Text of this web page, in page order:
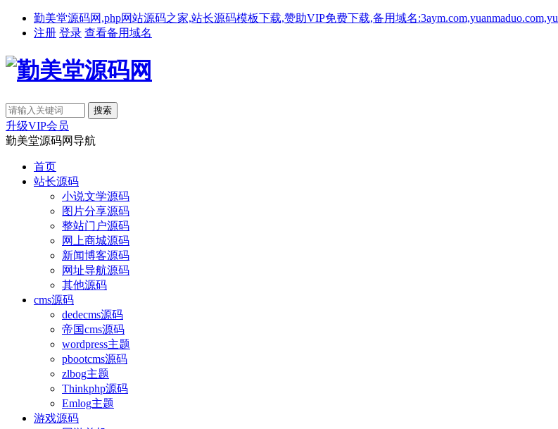
勤美堂源码网,php网站源码之家,站长源码模板下载,赞助VIP免费下载,备用域名
注册 登录 查看备用域名
升级VIP会员
勤美堂源码网导航
首页
站长源码
小说文学源码
图片分享源码
整站门户源码
网上商城源码
新闻博客源码
网址导航源码
其他源码
cms源码
dedecms源码
帝国cms源码
wordpress主题
pbootcms源码
zlbog主题
Thinkphp源码
Emlog主题
游戏源码